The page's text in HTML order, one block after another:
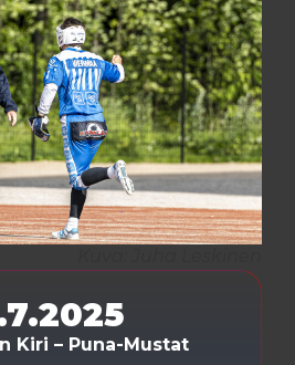
Kiri – Puna-Mustat